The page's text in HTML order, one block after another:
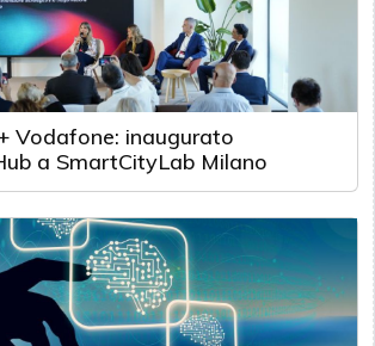
Vodafone: inaugurato
a SmartCityLab Milano